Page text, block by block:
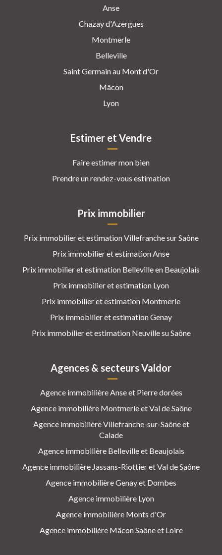
Anse
Chazay d'Azergues
Montmerle
Belleville
Saint Germain au Mont d'Or
Mâcon
Lyon
Estimer et Vendre
Faire estimer mon bien
Prendre un rendez-vous estimation
Prix immobilier
Prix immobilier et estimation Villefranche sur Saône
Prix immobilier et estimation Anse
Prix immobilier et estimation Belleville en Beaujolais
Prix immobilier et estimation Lyon
Prix immobilier et estimation Montmerle
Prix immobilier et estimation Genay
Prix immobilier et estimation Neuville su Saône
Agences & secteurs Valdor
Agence immobilière Anse et Pierre dorées
Agence immobilière Montmerle et Val de Saône
Agence immobilière Villefranche-sur-Saône et
Calade
Agence immobilière Belleville et Beaujolais
Agence immobilière Jassans-Riottier et Val de Saône
Agence immobilière Genay et Dombes
Agence immobilière Lyon
Agence immobilière Monts d'Or
Agence immobilière Mâcon Saône et Loire